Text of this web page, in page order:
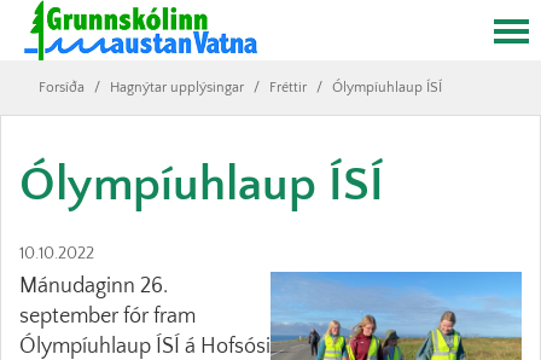
Forsíða / Hagnýtar upplýsingar / Fréttir / Ólympíuhlaup ÍSÍ
Ólympíuhlaup ÍSÍ
10.10.2022
Mánudaginn 26.
september fór fram
Ólympíuhlaup ÍSÍ á Hofsósi